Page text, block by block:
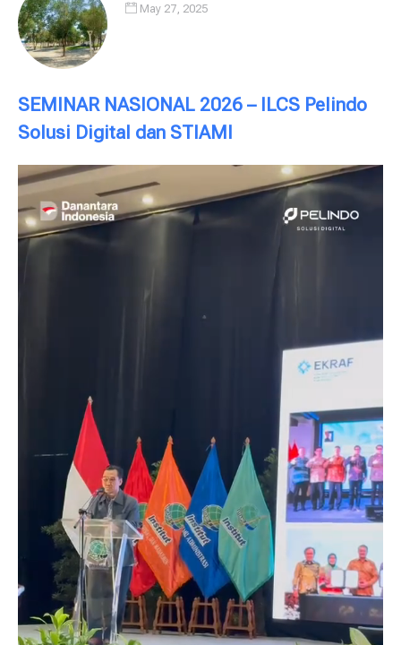
May 27, 2025
SEMINAR NASIONAL 2026 – ILCS Pelindo
Solusi Digital dan STIAMI